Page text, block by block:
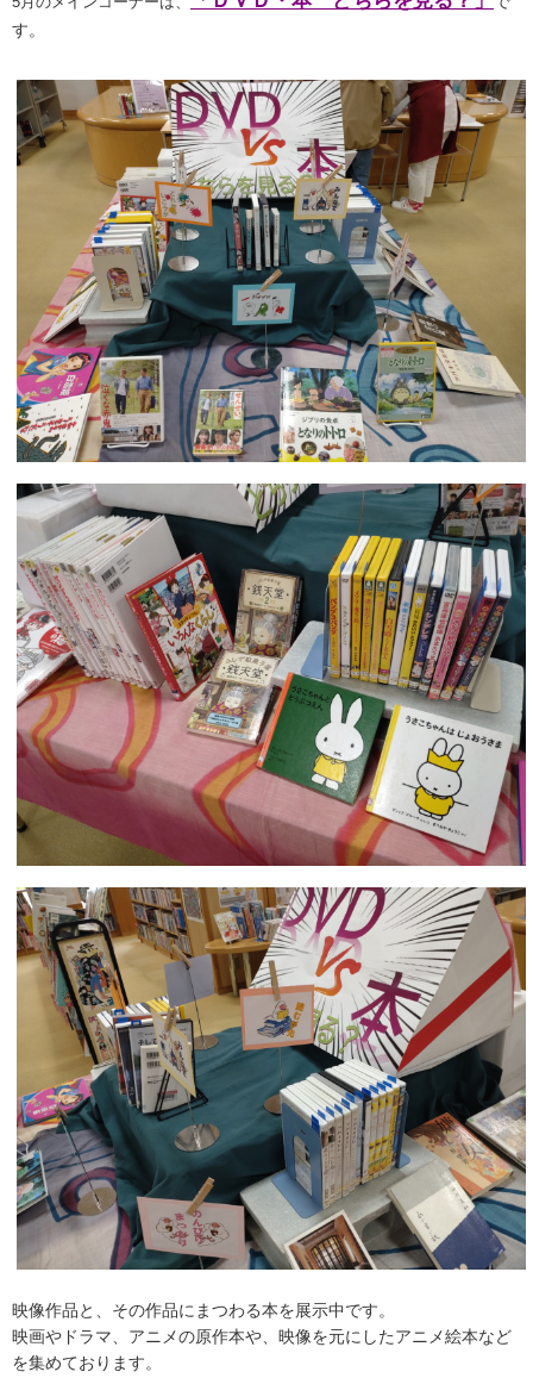
す。
映像作品と、その作品にまつわる本を展示中です。
映画やドラマ、アニメの原作本や、映像を元にしたアニメ絵本など
を集めております。